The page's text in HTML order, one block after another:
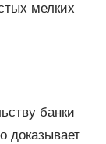
мелких
банки
доказывает